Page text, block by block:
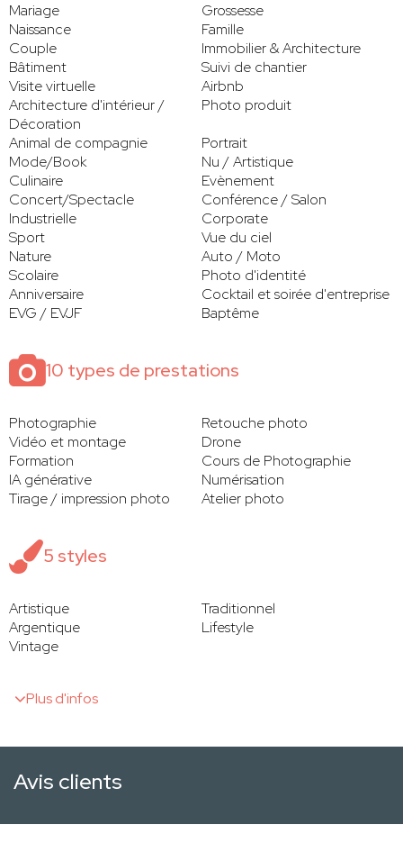
Mariage
Grossesse
Naissance
Famille
Couple
Immobilier & Architecture
Bâtiment
Suivi de chantier
Visite virtuelle
Airbnb
Architecture d'intérieur /
Décoration
Photo produit
Animal de compagnie
Portrait
Mode/Book
Nu / Artistique
Culinaire
Evènement
Concert/Spectacle
Conférence / Salon
Industrielle
Corporate
Sport
Vue du ciel
Nature
Auto / Moto
Scolaire
Photo d'identité
Anniversaire
Cocktail et soirée d'entreprise
EVG / EVJF
Baptême
10 types de prestations
Photographie
Retouche photo
Vidéo et montage
Drone
Formation
Cours de Photographie
IA générative
Numérisation
Tirage / impression photo
Atelier photo
5 styles
Artistique
Traditionnel
Argentique
Lifestyle
Vintage
Plus d'infos
Avis clients